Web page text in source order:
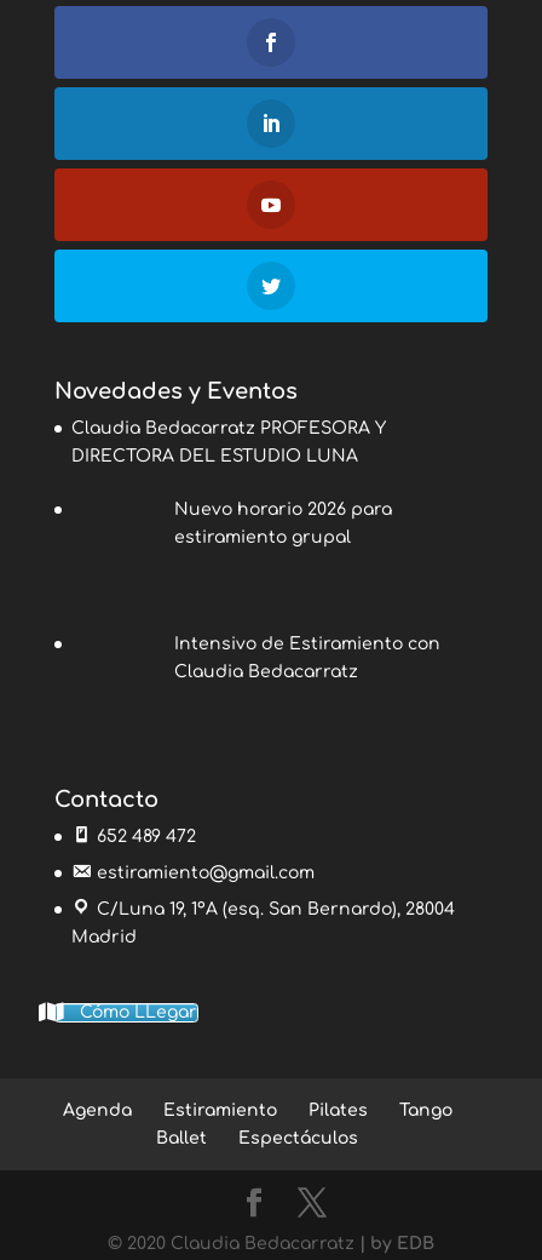
Novedades y Eventos
Claudia Bedacarratz PROFESORA Y
DIRECTORA DEL ESTUDIO LUNA
Nuevo horario 2026 para
estiramiento grupal
Intensivo de Estiramiento con
Claudia Bedacarratz
Contacto
652 489 472
estiramiento@gmail.com
C/Luna 19, 1ºA (esq. San Bernardo), 28004
Madrid
Cómo LLegar
Agenda Estiramiento Pilates
Tango
Ballet
Espectáculos
© 2020 Claudia Bedacarratz | by EDB